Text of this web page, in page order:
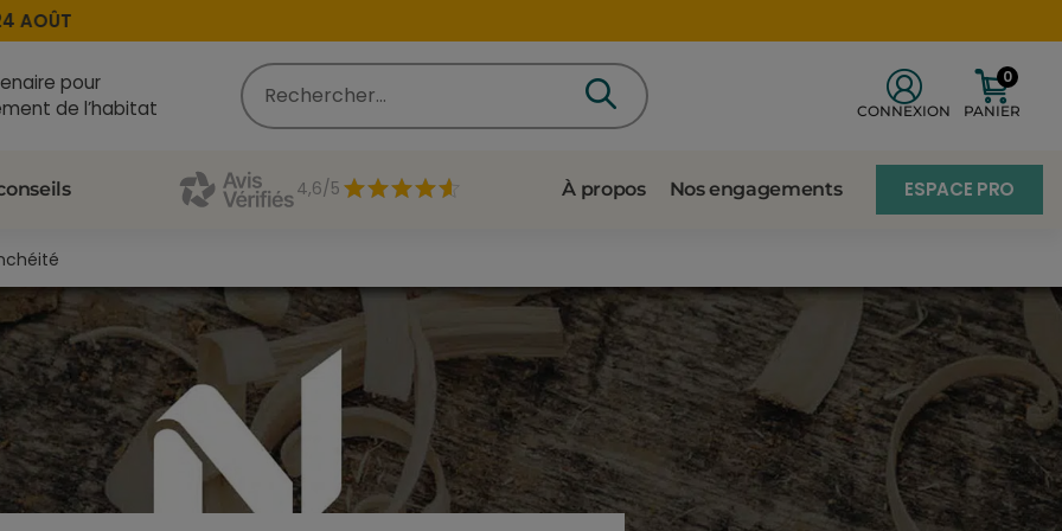
pour
de l’habitat
CONNEXION PANIER
0
4,6/5 À propos Nos engagements ESPACE PRO